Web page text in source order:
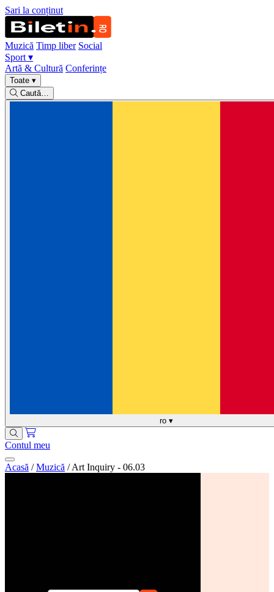
Sari la conținut
Muzică Timp liber Social
Sport ▾
Artă & Cultură Conferințe
Toate ▾
Caută…
ro ▾
Contul meu
Acasă / Muzică / Art Inquiry - 06.03